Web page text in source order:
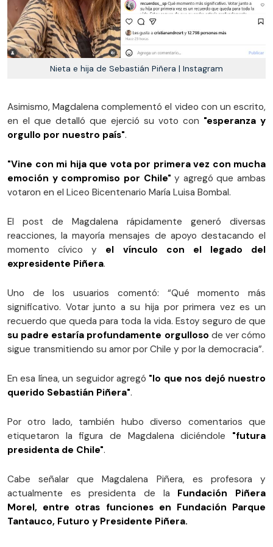
Nieta e hija de Sebastián Piñera | Instagram
Asimismo, Magdalena complementó el video con un escrito,
en el que detalló que ejerció su voto con "esperanza y
orgullo por nuestro país".
"Vine con mi hija que vota por primera vez con mucha
emoción y compromiso por Chile" y agregó que ambas
votaron en el Liceo Bicentenario María Luisa Bombal.
El post de Magdalena rápidamente generó diversas
reacciones, la mayoría mensajes de apoyo destacando el
momento cívico y el vínculo con el legado del
expresidente Piñera.
Uno de los usuarios comentó: “Qué momento más
significativo. Votar junto a su hija por primera vez es un
recuerdo que queda para toda la vida. Estoy seguro de que
su padre estaría profundamente orgulloso de ver cómo
sigue transmitiendo su amor por Chile y por la democracia”.
En esa línea, un seguidor agregó "lo que nos dejó nuestro
querido Sebastián Piñera".
Por otro lado, también hubo diverso comentarios que
etiquetaron la figura de Magdalena diciéndole "futura
presidenta de Chile".
Cabe señalar que Magdalena Piñera, es profesora y
actualmente es presidenta de la Fundación
Piñera
Morel, entre otras funciones en Fundación Parque
Tantauco, Futuro y Presidente Piñera.